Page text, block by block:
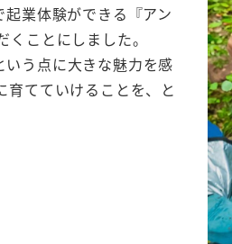
業体験ができる『アン
ことにしました。
いう点に大きな魅力を感
育てていけることを、と